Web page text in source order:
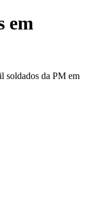
em
soldados da PM em